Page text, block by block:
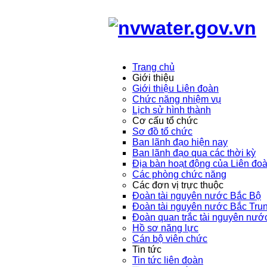
Trang chủ
Giới thiệu
Giới thiệu Liên đoàn
Chức năng nhiệm vụ
Lịch sử hình thành
Cơ cấu tổ chức
Sơ đồ tổ chức
Ban lãnh đạo hiện nay
Ban lãnh đạo qua các thời kỳ
Địa bàn hoạt động của Liên
Các phòng chức năng
Các đơn vị trực thuộc
Đoàn tài nguyên nước Bắc Bộ
Đoàn tài nguyên nước Bắc
Đoàn quan trắc tài nguyên
Hồ sơ năng lực
Cán bộ viên chức
Tin tức
Tin tức liên đoàn